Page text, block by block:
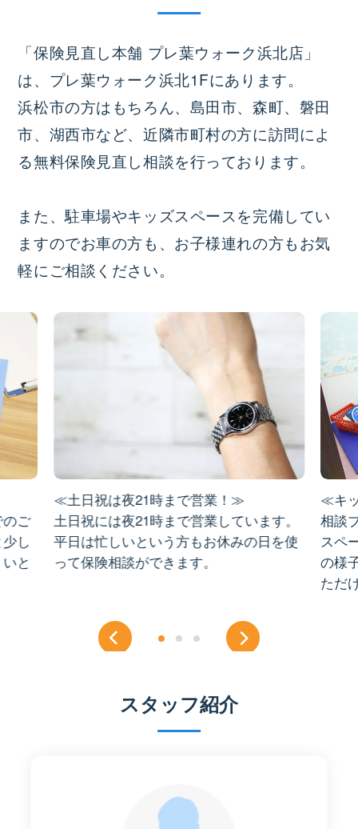
「保険見直し本舗 プレ葉ウォーク浜北店」
は、プレ葉ウォーク浜北1Fにあります。
浜松市の方はもちろん、島田市、森町、磐田
市、湖西市など、近隣市町村の方に訪問によ
る無料保険見直し相談を行っております。
また、駐車場やキッズスペースを完備してい
ますのでお車の方も、お子様連れの方もお気
軽にご相談ください。
ご
し
と
≪土日祝は夜21時まで営業！≫
土日祝には夜21時まで営業しています。
平日は忙しいという方もお休みの日を使
って保険相談ができます。
≪キ
相談
スペ
の様
ただ
スタッフ紹介